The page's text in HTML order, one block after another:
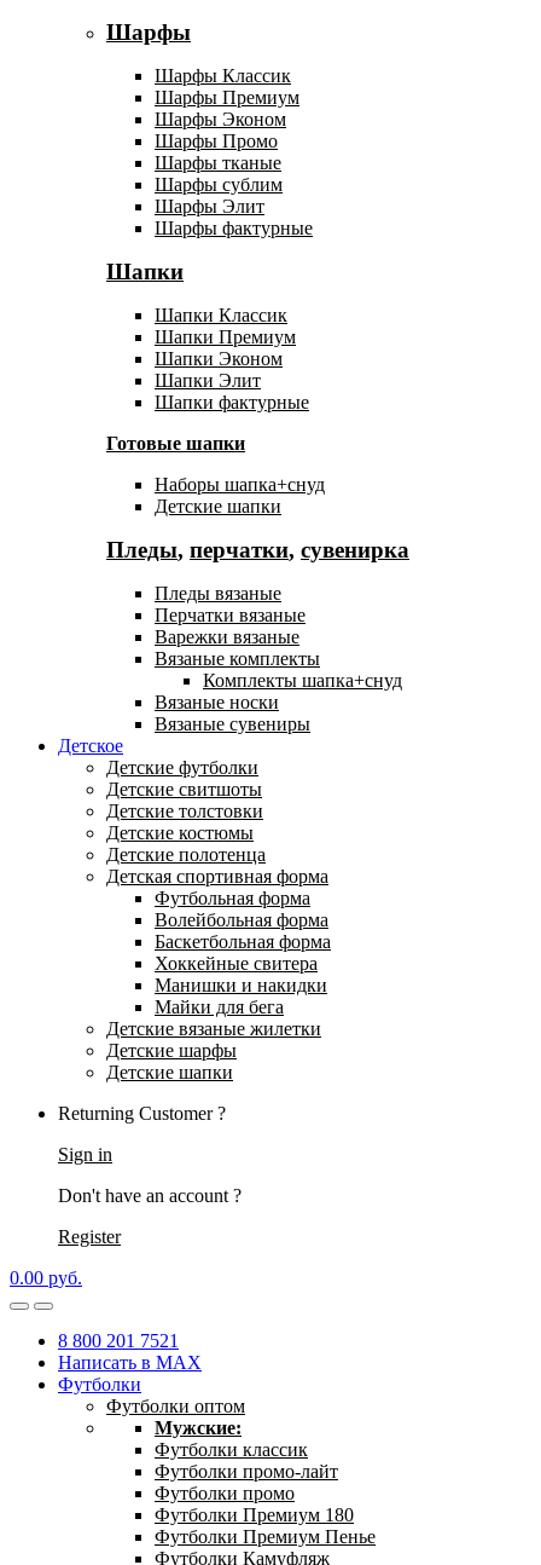
Шарфы
Шарфы Классик
Шарфы Премиум
Шарфы Эконом
Шарфы Промо
Шарфы тканые
Шарфы сублим
Шарфы Элит
Шарфы фактурные
Шапки
Шапки Классик
Шапки Премиум
Шапки Эконом
Шапки Элит
Шапки фактурные
Готовые шапки
Наборы шапка+снуд
Детские шапки
Пледы, перчатки, сувенирка
Пледы вязаные
Перчатки вязаные
Варежки вязаные
Вязаные комплекты
Комплекты шапка+снуд
Вязаные носки
Вязаные сувениры
Детское
Детские футболки
Детские свитшоты
Детские толстовки
Детские костюмы
Детские полотенца
Детская спортивная форма
Футбольная форма
Волейбольная форма
Баскетбольная форма
Хоккейные свитера
Манишки и накидки
Майки для бега
Детские вязаные жилетки
Детские шарфы
Детские шапки
Returning Customer ?
Sign in
Don't have an account ?
Register
0.00 руб.
8 800 201 7521
Написать в MAX
Футболки
Футболки оптом
Мужские:
Футболки классик
Футболки промо-лайт
Футболки промо
Футболки Премиум 180
Футболки Премиум Пенье
Футболки Камуфляж